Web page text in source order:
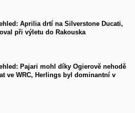
Aprilia drtí na Silverstone Ducati,
při výletu do Rakouska
Pajari mohl díky Ogierově nehodě
ve WRC, Herlings byl dominantní v